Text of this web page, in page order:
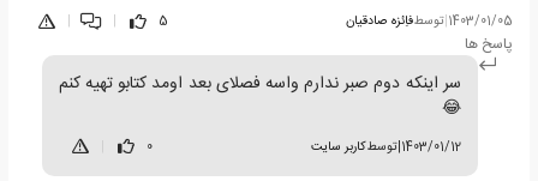
1403/01/05
|توسطفاِئزه صادقیان 5
|
|
پاسخ ها
سر اینکه دوم صبر ندارم واسه فصلای بعد اومد کتابو تهیه کنم
😂
1403/01/12
|توسطکاربر سایت 0